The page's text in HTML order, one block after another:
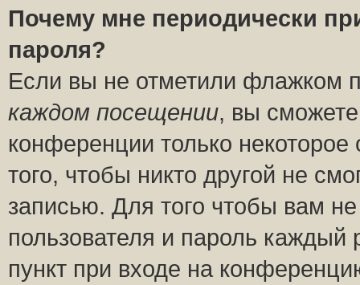
Почему мне периодически
пароля?
Если вы не отметили флажком
каждом посещении, вы
конференции только
того, чтобы никто другой не
записью. Для того чтобы вам
пользователя и пароль
пункт при входе на